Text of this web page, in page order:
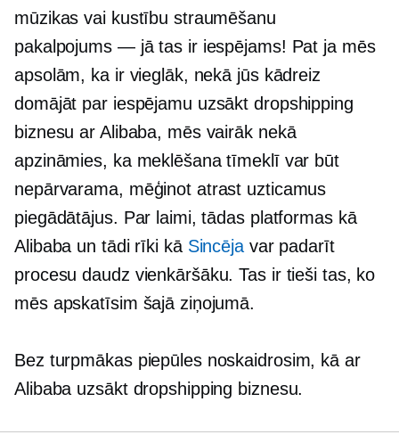
mūzikas vai kustību straumēšanu
pakalpojums — jātas ir iespējams! Pat ja mēs
apsolām, ka ir vieglāk, nekā jūs kādreiz
domājāt par iespējamu uzsākt dropshipping
biznesu ar Alibaba, mēs vairāk nekā
apzināmies, ka meklēšana tīmeklī var būt
nepārvarama, mēģinot atrast uzticamus
piegādātājus. Par laimi, tādas platformas kā
Alibaba un tādi rīki kā Sincējavar padarīt
procesu daudz vienkāršāku. Tas ir tieši tas, ko
mēs apskatīsim šajā ziņojumā.
Bez turpmākas piepūles noskaidrosim, kā ar
Alibaba uzsākt dropshipping biznesu.